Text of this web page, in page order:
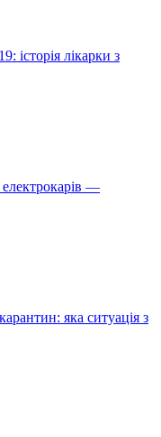
історія лікарки з
електрокарів —
яка ситуація з